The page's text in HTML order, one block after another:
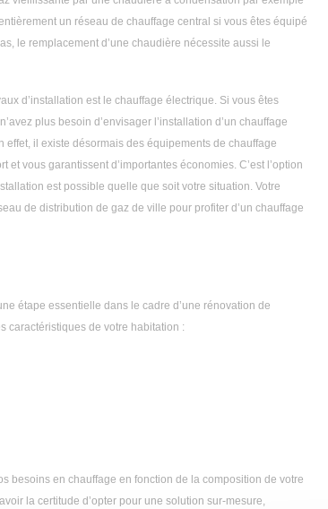
un réseau de chauffage central si vous êtes équipé
le remplacement d’une chaudière nécessite aussi le
d’installation est le chauffage électrique. Si vous êtes
plus besoin d’envisager l’installation d’un chauffage
effet, il existe désormais des équipements de chauffage
vous garantissent d’importantes économies. C’est l’option
est possible quelle que soit votre situation. Votre
de distribution de gaz de ville pour profiter d’un chauffage
étape essentielle dans le cadre d’une rénovation de
caractéristiques de votre habitation :
besoins en chauffage en fonction de la composition de votre
la certitude d’opter pour une solution sur-mesure,